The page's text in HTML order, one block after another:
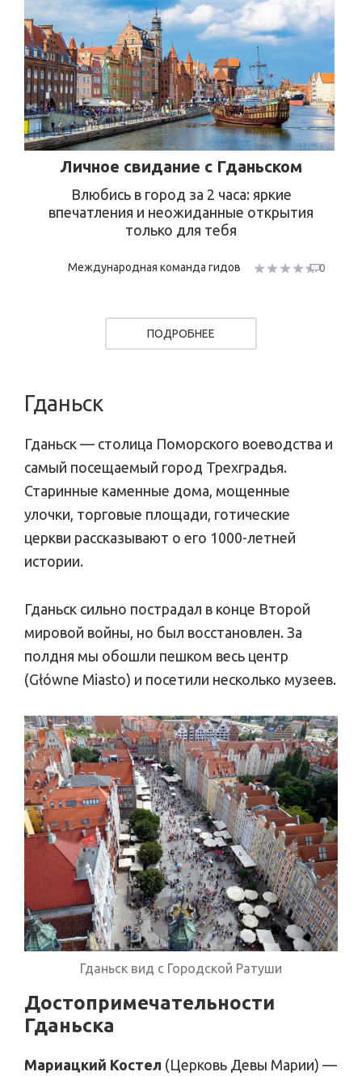
Личное свидание с Гданьском
Влюбись в город за 2 часа: яркие
впечатления и неожиданные открытия
только для тебя
Международная команда гидов 0
ПОДРОБНЕЕ
Гданьск
Гданьск — столица Поморского воеводства и
самый посещаемый город Трехградья.
Старинные каменные дома, мощенные
улочки, торговые площади, готические
церкви рассказывают о его 1000-летней
истории.
Гданьск сильно пострадал в конце Второй
мировой войны, но был восстановлен. За
полдня мы обошли пешком весь центр
(Główne Miasto) и посетили несколько музеев.
Гданьск вид с Городской Ратуши
Достопримечательности
Гданьска
Мариацкий Костел (Церковь Девы Марии) —